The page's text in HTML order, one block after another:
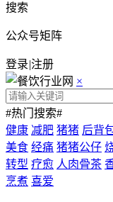
搜索
公众号矩阵
登录|注册
×
#热门搜索#
健康 减肥 猪猪 后背
美食 经痛 猪猪公仔
转型 疗愈 人肉骨茶
烹煮 喜爱